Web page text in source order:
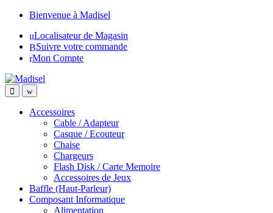
Skip
navigation
Skip
content
Bienvenue à Madisel
Localisateur de Magasin
Suivre votre commande
Mon Compte
Accessoires
Cable / Adapteur
Casque / Ecouteur
Chaise
Chargeurs
Flash Disk / Carte Memoire
Accessoires de Jeux
Baffle (Haut-Parleur)
Composant Informatique
Alimentation